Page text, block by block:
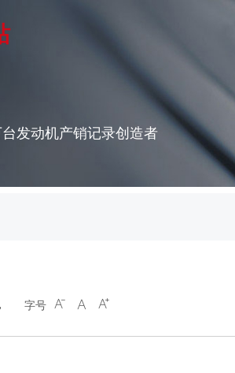
发动机产销记录创造者
， 字号   